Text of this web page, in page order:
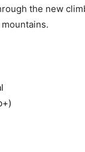
the new